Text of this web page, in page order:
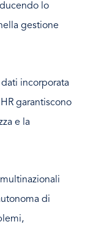
lo
gestione
incorporata
garantiscono
e la
di